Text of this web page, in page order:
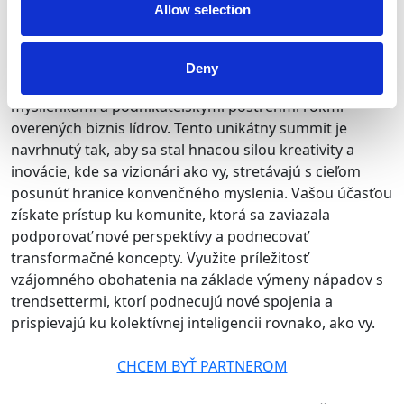
Allow selection
Deny
Zúčastni sanášho summitu
myšlienkami a podnikateľskými postrehmi rokmi
overených biznis lídrov. Tento unikátny summit je
navrhnutý tak, aby sa stal hnacou silou kreativity a
inovácie, kde sa vizionári ako vy, stretávajú s cieľom
posunúť hranice konvenčného myslenia. Vašou účasťou
získate prístup ku komunite, ktorá sa zaviazala
podporovať nové perspektívy a podnecovať
transformačné koncepty. Využite príležitosť
vzájomného obohatenia na základe výmeny nápadov s
trendsettermi, ktorí podnecujú nové spojenia a
prispievajú ku kolektívnej inteligencii rovnako, ako vy.
CHCEM BYŤ PARTNEROM